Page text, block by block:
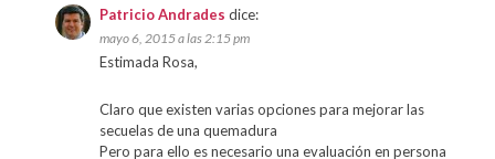
Patricio Andrades dice:
mayo 6, 2015 a las 2:15 pm
Estimada Rosa,
Claro que existen varias opciones para mejorar las
secuelas de una quemadura
Pero para ello es necesario una evaluación en persona